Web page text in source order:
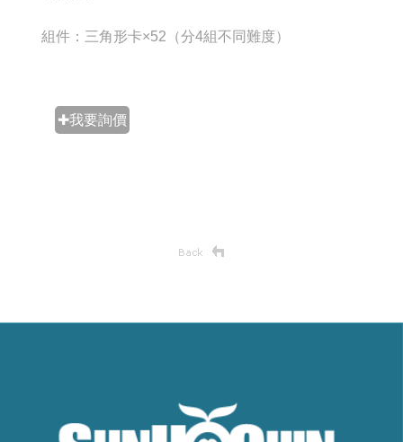
組件：三角形卡×52（分4組不同難度）
✚我要詢價